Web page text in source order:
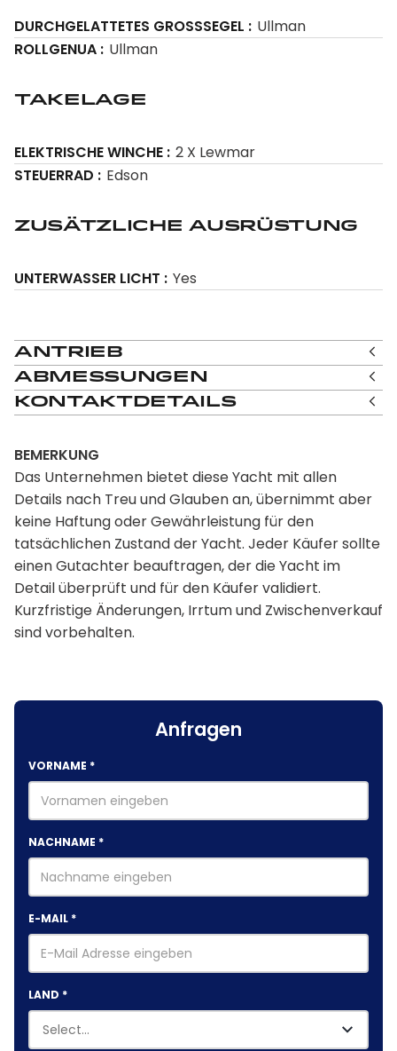
DURCHGELATTETES GROSSSEGEL
Ullman
ROLLGENUA
Ullman
Takelage
ELEKTRISCHE WINCHE
2 X Lewmar
STEUERRAD
Edson
ZusÄtzliche AusrÜstung
UNTERWASSER LICHT Yes
Antrieb
Abmessungen
Kontaktdetails
BEMERKUNG
Das Unternehmen bietet diese Yacht mit allen
Details nach Treu und Glauben an, übernimmt aber
keine Haftung oder Gewährleistung für den
tatsächlichen Zustand der Yacht. Jeder Käufer sollte
einen Gutachter beauftragen, der die Yacht im
Detail überprüft und für den Käufer validiert.
Kurzfristige Änderungen, Irrtum und Zwischenverkauf
sind vorbehalten.
Anfragen
VORNAME *
NACHNAME *
E-MAIL *
LAND *